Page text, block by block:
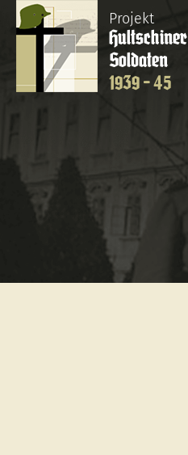
Projekt
Hultschiner
Soldaten
1939 - 45